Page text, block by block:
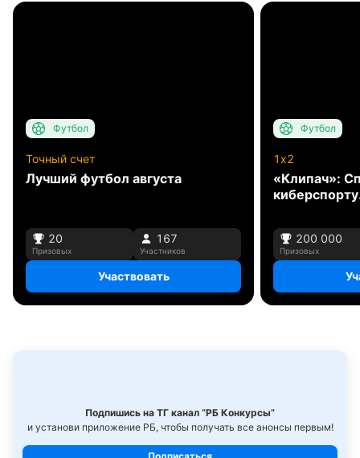
Футбол
Точный счет
Лучший футбол августа
20
Призовых
167
Участников
Участвовать
Футбол
1x2
«Клипач»:
200 000
Призовых
Подпишись на ТГ канал “РБ Конкурсы”
и установи приложение РБ, чтобы получать все анонсы первым!